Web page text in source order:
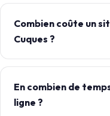
Combien coûte un
Cuques ?
En combien de
ligne ?